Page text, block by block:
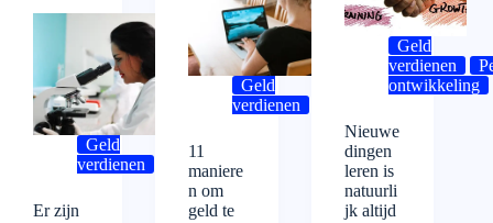
Geld
verdienen
Overig
Er zijn
Geld
verdienen
11
maniere
n om
geld te
Geld
verdienen
ontwikkeling
Nieuwe
dingen
leren is
natuurli
jk altijd